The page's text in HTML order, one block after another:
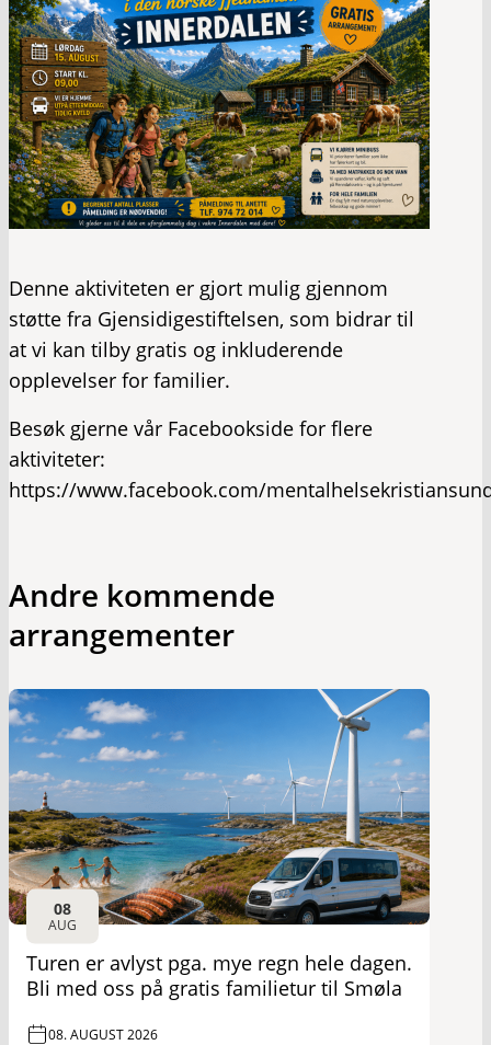
Denne aktiviteten er gjort mulig gjennom
støtte fra Gjensidigestiftelsen, som bidrar til
at vi kan tilby gratis og inkluderende
opplevelser for familier.
Besøk gjerne vår Facebookside for flere
aktiviteter:
https://www.facebook.com/
Andre kommende
arrangementer
08
AUG
Turen er avlyst pga. mye regn hele dagen.
Bli med oss på gratis familietur til Smøla
08. AUGUST 2026